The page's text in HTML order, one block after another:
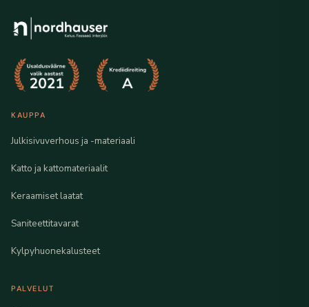
KAUPPA
Julkisivuverhous ja -materiaali
Katto ja kattomateriaalit
Keraamiset laatat
Saniteettitavarat
Kylpyhuonekalusteet
PALVELUT